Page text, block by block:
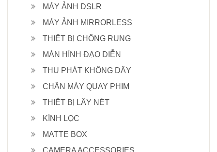
MÁY ẢNH DSLR
MÁY ẢNH MIRRORLESS
THIẾT BỊ CHỐNG RUNG
MÀN HÌNH ĐẠO DIỄN
THU PHÁT KHÔNG DÂY
CHÂN MÁY QUAY PHIM
THIẾT BỊ LẤY NÉT
KÍNH LỌC
MATTE BOX